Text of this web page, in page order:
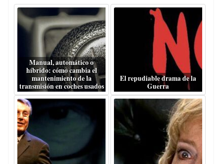
Manual, automático o
híbrido: cómo cambia el
mantenimiento de la
transmisión en coches usados
El repudiable drama de la
Guerra